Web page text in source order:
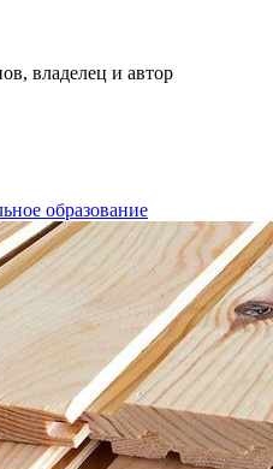
владелец и автор
образование